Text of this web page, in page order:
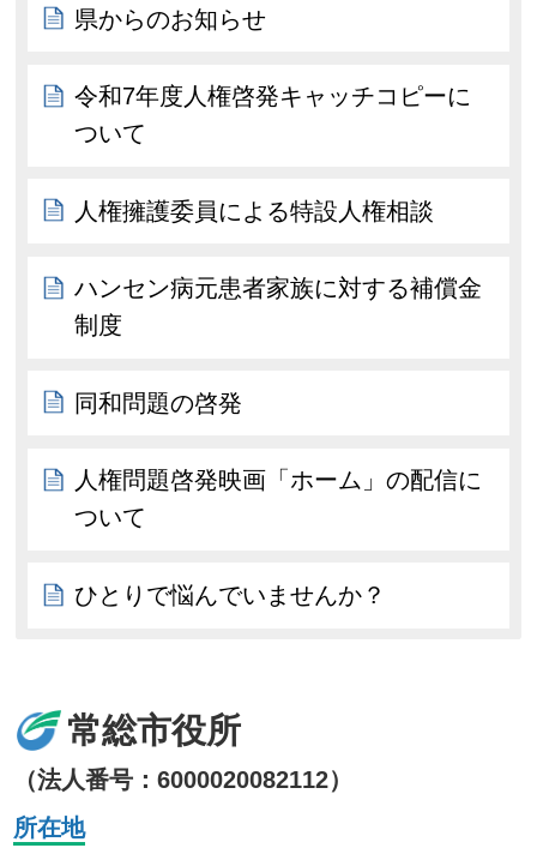
県からのお知らせ
令和7年度人権啓発キャッチコピーに
ついて
人権擁護委員による特設人権相談
ハンセン病元患者家族に対する補償金
制度
同和問題の啓発
人権問題啓発映画「ホーム」の配信に
ついて
ひとりで悩んでいませんか？
常総市役所
（法人番号：6000020082112）
所在地